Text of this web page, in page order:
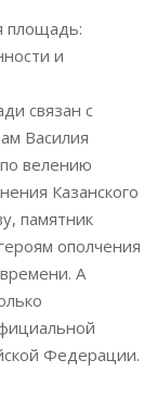
площадь:
и
связан с
Василия
велению
Казанского
памятник
ополчения
А
Федерации.